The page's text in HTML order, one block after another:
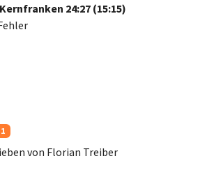
24:27 (15:15)
von Florian Treiber